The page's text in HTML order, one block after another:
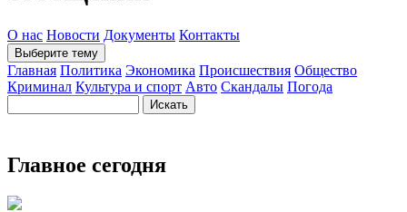
О нас Новости Документы Контакты
Выберите тему
Главная Политика Экономика Происшествия Общество
Криминал Культура и спорт Авто Скандалы Погода
Главное сегодня